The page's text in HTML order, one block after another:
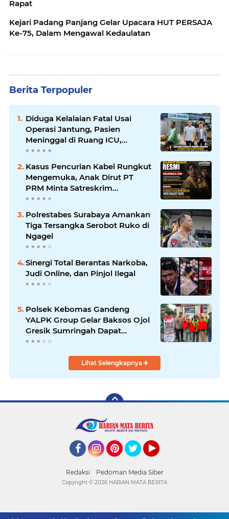
Rapat
Kejari Padang Panjang Gelar Upacara HUT PERSAJA
Ke-75, Dalam Mengawal Kedaulatan
Berita Terpopuler
Diduga Kelalaian Fatal Usai
Operasi Jantung, Pasien
Meninggal di Ruang ICU,
Keluarga Tuntut RSUD dr.
Jawab
Kasus Pencurian Kabel Rungkut
Mengemuka, Anak Dirut PT
PRM Minta Satreskrim
Polrestabes Surabaya Usut
Polrestabes Surabaya Amankan
Tiga Tersangka Serobot Ruko di
Ngagel
Sinergi Total Berantas Narkoba,
Judi Online, dan Pinjol Ilegal
Polsek Kebomas Gandeng
YALPK Group Gelar Baksos Ojol
Gresik Sumringah Dapat
Sembako dan BBM Gratis
Lihat Selengkapnya
Redaksi Pedoman Media Siber
Copyright © 2026 HARIAN MATA BERITA